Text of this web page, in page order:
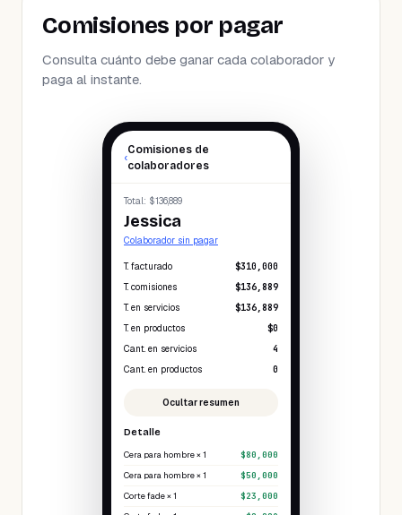
Comisiones por pagar
Consulta cuánto debe ganar cada colaborador y
paga al instante.
‹
Comisiones de
colaboradores
Total: $136,889
Jessica
Colaborador sin pagar
T. facturado
$310,000
T. comisiones
$136,889
T. en servicios
$136,889
T. en productos
$0
Cant. en servicios
4
Cant. en productos
0
Ocultar resumen
Detalle
Cera para hombre × 1
$80,000
Cera para hombre × 1
$50,000
Corte fade × 1
$23,000